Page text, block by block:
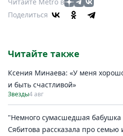
Поделиться
Читайте также
Ксения Минаева: «У меня
и быть счастливой»
Звезды4 авг
"Немного сумасшедшая бабушка
Сябитова рассказала про